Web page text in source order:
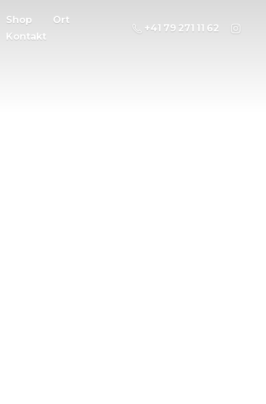
Shop
Ort
Kontakt
‭+41 79 271 11 62